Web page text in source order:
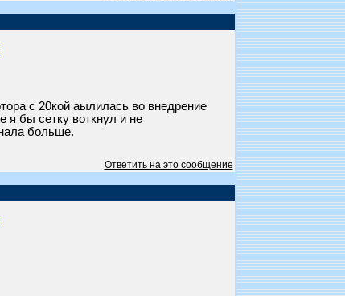
с 20кой аылилась во внедрение
я бы сетку воткнул и не
больше.
Ответить на это сообщение